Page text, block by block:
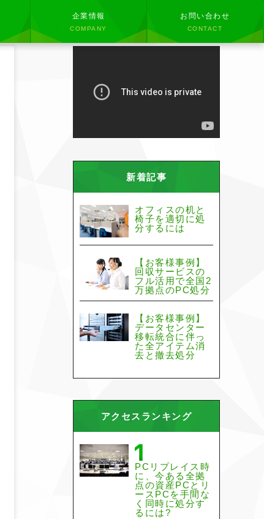
企業情報
COMPANY
お問い合わせ
CONTACT
新着記事
オフィスの机と
椅子を適切に処
分するには
【お客様事例】
回収サービスの
フル活用で全国2
万拠点のPC処分
【お客様事例】
データセンター
移転統合に伴っ
た全アイテム消
去と撤去処分
アクセスランキング
PCリプレイス時
に、今ある全拠
点の資産PCとリ
ースPCを手間な
く同時に処分す
るには?